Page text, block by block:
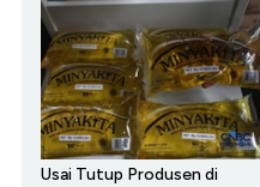
Usai Tutup Produsen di